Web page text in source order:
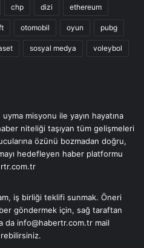
chp dizi ethereum
otomobil oyun pubg
sosyal medya voleybol
misyonu ile yayın hayatına
niteliği taşıyan tüm gelişmeleri
özünü bozmadan doğru,
hedefleyen haber platformu
iş birliği teklifi sunmak. Öneri
göndermek için, sağ taraftan
da info@habertr.com.tr mail